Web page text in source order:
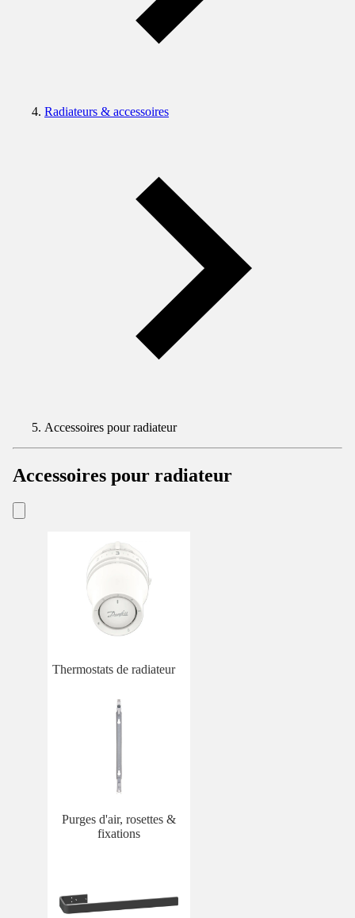
Radiateurs & accessoires
Accessoires pour radiateur
Accessoires pour radiateur
Thermostats de radiateur
Purges d'air, rosettes &
fixations